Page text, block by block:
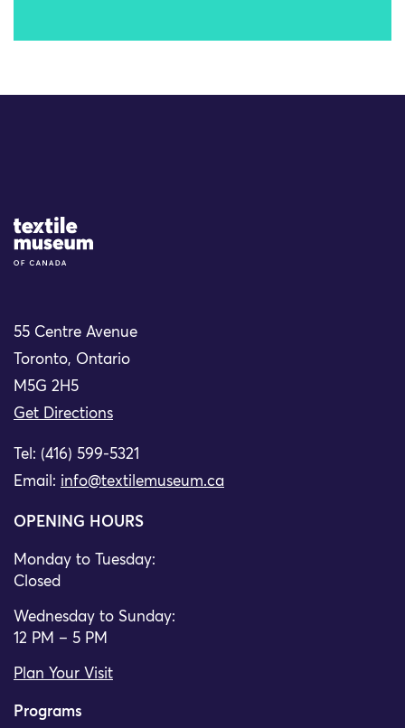
Site Logo
55 Centre Avenue
Toronto, Ontario
M5G 2H5
Get Directions
Tel: (416) 599-5321
Email: info@textilemuseum.ca
OPENING HOURS
Monday to Tuesday:
Closed
Wednesday to Sunday:
12 PM – 5 PM
Plan Your Visit
Programs